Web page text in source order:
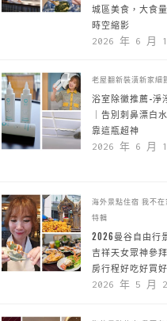
城區美食，大食
時空縮影
2026 年 6 月
老屋翻新裝潢新家細
浴室除黴推薦-淨
｜告別刺鼻漂白
靠這瓶超神
2026 年 6 月
海外景點住宿 我不
特輯
2026曼谷自由行
吉祥天女眾神參
房行程好吃好買
2026 年 5 月